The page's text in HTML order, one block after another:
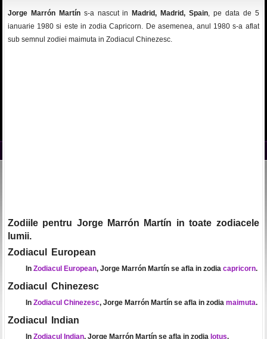
Jorge Marrón Martíns-a nascut in Madrid, Madrid, Spain, pe data de 5
ianuarie 1980 si este in zodia Capricorn. De asemenea, anul 1980 s-a aflat
sub semnul zodiei maimuta in Zodiacul Chinezesc.
Zodiile pentru Jorge Marrón Martín in toate zodiacele
lumii.
Zodiacul European
In Zodiacul European, Jorge Marrón Martín se afla in zodia capricorn.
Zodiacul Chinezesc
In Zodiacul Chinezesc, Jorge Marrón Martín se afla in zodia maimuta.
Zodiacul Indian
In Zodiacul Indian, Jorge Marrón Martín se afla in zodia lotus.